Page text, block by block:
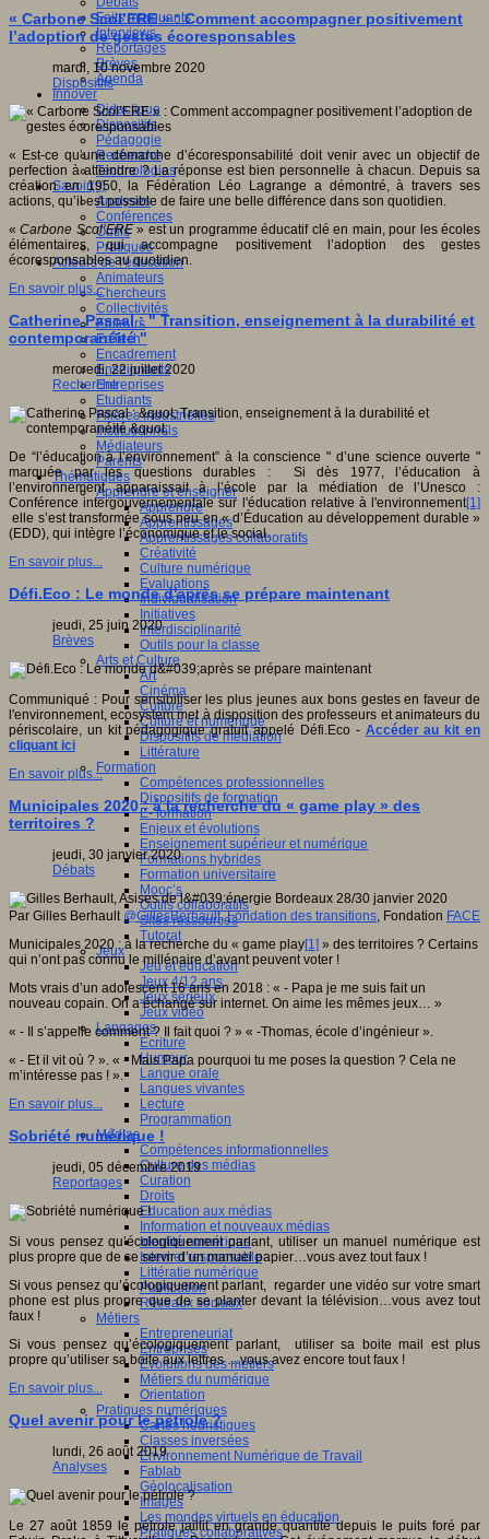
Faits marquants
Interviews
Reportages
Brèves
Agenda
Innover
Didactique
Dispositifs
Pédagogie
Recherche
Technologies
Savoir(s)
Analyses
Conférences
Outils
Pratiques
Acteurs de l'éducation
Animateurs
Chercheurs
Collectivités
Editeurs
EdTech
Encadrement
Enseignants
Entreprises
Etudiants
Filières industrielles
Institutionnels
Médiateurs
Parents
Thématiques
Apprendre et enseigner
Apprendre
Apprentissages
Apprentissages collaboratifs
Créativité
Culture numérique
Evaluations
Individualisation
Initiatives
Interdisciplinarité
Outils pour la classe
Arts et Culture
Art
Cinéma
Culture
Culture et numérique
Dispositifs de médiation
Littérature
Formation
Compétences professionnelles
Dispositifs de formation
E- formation
Enjeux et évolutions
Enseignement supérieur et numérique
Formations hybrides
Formation universitaire
Mooc’s
Outils collaboratifs
Sites ressources
Tutorat
Jeux
Jeu et éducation
Jeux 4/12 ans
Jeux sérieux
Jeux vidéo
Langages
Ecriture
Humour
Langue orale
Langues vivantes
Lecture
Programmation
Médias
Compétences informationnelles
Culture des médias
Curation
Droits
Education aux médias
Information et nouveaux médias
Identité numérique
Internet responsable
Littératie numérique
Publication
Réseaux sociaux
Métiers
Entrepreneuriat
Entreprises
Evolutions des métiers
Métiers du numérique
Orientation
Pratiques numériques
Cartes heuristiques
Classes inversées
Environnement Numérique de Travail
Fablab
Géolocalisation
Images
Les mondes virtuels en éducation
Pratiques collaboratives
« Carbone Scol’ERE » : Comment accompagner positivement
l’adoption de gestes écoresponsables
mardi, 10 novembre 2020
Dispositifs
« Est-ce qu’une démarche d’écoresponsabilité doit venir avec un objectif de
perfection à atteindre ? La réponse est bien personnelle à chacun. Depuis sa
création en 1950, la Fédération Léo Lagrange a démontré, à travers ses
actions, qu’il est possible de faire une belle différence dans son quotidien.
«Carbone Scol’ERE» est un programme éducatif clé en main, pour les écoles
élémentaires, qui accompagne positivement l’adoption des gestes
écoresponsables au quotidien.
En savoir plus...
Catherine Pascal : " Transition, enseignement à la durabilité et
contemporanéité "
mercredi, 22 juillet 2020
Recherche
De “l’éducation à l’environnement” à la conscience " d’une science ouverte "
marquée par les questions durables : Si dès 1977, l’éducation à
l’environnement apparaissait à l’école par la médiation de l’Unesco :
Conférence intergouvernementale sur l'éducation relative à l'environnement[1]
elle s’est transformée sous peu en « d’Éducation au développement durable »
(EDD), qui intègre l’économique et le social.
En savoir plus...
Défi.Eco : Le monde d'après se prépare maintenant
jeudi, 25 juin 2020
Brèves
Communiqué : Pour sensibiliser les plus jeunes aux bons gestes en faveur de
l'environnement, ecosystem met à disposition des professeurs et animateurs du
périscolaire, un kit pédagogique gratuit appelé Défi.Eco - Accéder au kit en
cliquant ici
En savoir plus...
Municipales 2020 : à la recherche du « game play » des
territoires ?
jeudi, 30 janvier 2020
Débats
Par Gilles Berhault @GillesBerhault,Fondation des transitions, Fondation FACE
Municipales 2020 : à la recherche du « game play[1] » des territoires ? Certains
qui n’ont pas connu le millénaire d’avant peuvent voter !
Mots vrais d’un adolescent 16 ans en 2018 : « - Papa je me suis fait un
nouveau copain. On a échangé sur internet. On aime les mêmes jeux… »
« - Il s’appelle comment ? Il fait quoi ? » « -Thomas, école d’ingénieur ».
« - Et il vit où ? ». « - Mais Papa pourquoi tu me poses la question ? Cela ne
m’intéresse pas ! ».
En savoir plus...
Sobriété numérique !
jeudi, 05 décembre 2019
Reportages
Si vous pensez qu’écologiquement parlant, utiliser un manuel numérique est
plus propre que de se servir d’un manuel papier…vous avez tout faux !
Si vous pensez qu’écologiquement parlant, regarder une vidéo sur votre smart
phone est plus propre que de se planter devant la télévision…vous avez tout
faux !
Si vous pensez qu’écologiquement parlant, utiliser sa boite mail est plus
propre qu’utiliser sa boite aux lettres …vous avez encore tout faux !
En savoir plus...
Quel avenir pour le pétrole ?
lundi, 26 août 2019
Analyses
Le 27 août 1859 le pétrole jaillit en grande quantité depuis le puits foré par